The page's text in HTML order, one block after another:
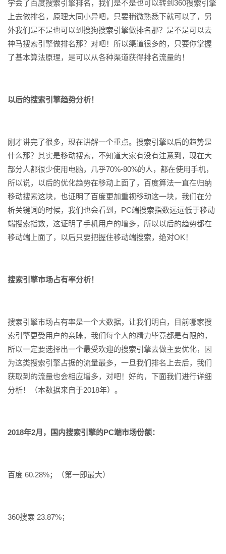
学会了百度搜索引擎排名，我们是不是也可以转到360搜索引擎
上去做排名，原理大同小异吧，只要稍微熟悉下就可以了，另
外我们是不是也可以到搜狗搜索引擎做排名那？是不是可以去
神马搜索引擎做排名那？对吧！所以渠道很多的，只要你掌握
了基本算法原理，是可以从各种渠道获得排名流量的！
以后的搜索引擎趋势分析！
刚才讲完了很多，现在讲解一个重点。搜索引擎以后的趋势是
什么那？其实是移动搜索，不知道大家有没有注意到，现在大
部分人都很少使用电脑，几乎70%-80%的人，都在使用手机，
所以说，以后的优化趋势在移动上面了，百度算法一直在归纳
移动搜索这块，也证明了百度更加重视移动这一块，我们在分
析关键词的时候，我们也会看到，PC端搜索指数远远低于移动
端搜索指数，这证明了手机用户的增多，所以以后的趋势都在
移动端上面了，以后只要把握住移动端搜索，绝对OK！
搜索引擎市场占有率分析！
搜索引擎市场占有率是一个大数据，让我们明白，目前哪家搜
索引擎更受用户的亲睐，我们每个人的精力毕竟都是有限的，
所以一定要选择出一个最受欢迎的搜索引擎去做主要优化，因
为这类搜索引擎占据的流量最多，一旦我们排名上去后，我们
获取到的流量也会相应增多，对吧！好的，下面我们进行详细
分析！（本数据来自于2018年）。
2018年2月，国内搜索引擎的PC端市场份额：
百度 60.28%；（第一即最大）
360搜索 23.87%；